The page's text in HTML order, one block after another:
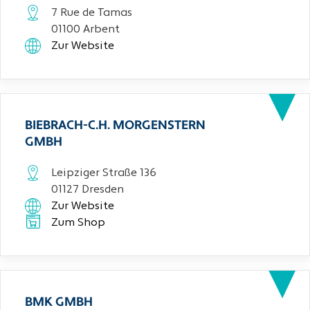
7 Rue de Tamas
01100 Arbent
Zur Website
BIEBRACH-C.H. MORGENSTERN
GMBH
Leipziger Straße 136
01127 Dresden
Zur Website
Zum Shop
BMK GMBH